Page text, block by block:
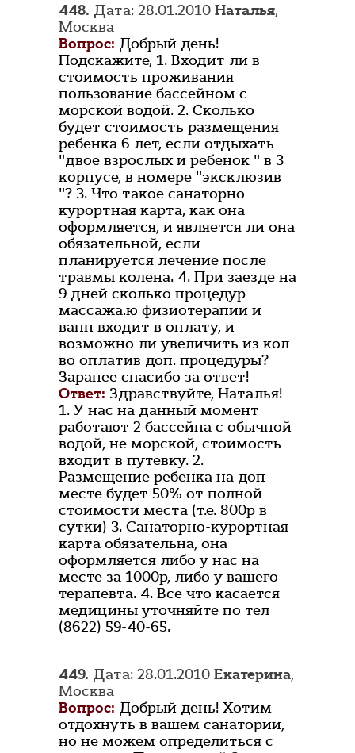
448. Дата: 28.01.2010 Наталья,
Москва
Вопрос: Добрый день!
Подскажите, 1. Входит ли в
стоимость проживания
пользование бассейном с
морской водой. 2. Сколько
будет стоимость размещения
ребенка 6 лет, если отдыхать
"двое взрослых и ребенок " в 3
корпусе, в номере "эксклюзив
"? 3. Что такое санаторно-
курортная карта, как она
оформляется, и является ли она
обязательной, если
планируется лечение после
травмы колена. 4. При заезде на
9 дней сколько процедур
массажа.ю физиотерапии и
ванн входит в оплату, и
возможно ли увеличить из кол-
во оплатив доп. процедуры?
Заранее спасибо за ответ!
Ответ: Здравствуйте, Наталья!
1. У нас на данный момент
работают 2 бассейна с обычной
водой, не морской, стоимость
входит в путевку. 2.
Размещение ребенка на доп
месте будет 50% от полной
стоимости места (т.е. 800р в
сутки) 3. Санаторно-курортная
карта обязательна, она
оформляется либо у нас на
месте за 1000р, либо у вашего
терапевта. 4. Все что касается
медицины уточняйте по тел
(8622) 59-40-65.
449. Дата: 28.01.2010 Екатерина,
Москва
Вопрос: Добрый день! Хотим
отдохнуть в вашем санатории,
но не можем определиться с